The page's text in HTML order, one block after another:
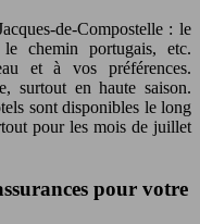
de-Compostelle : le
chemin portugais, etc.
et à vos préférences.
surtout en haute saison.
sont disponibles le long
pour les mois de juillet
pour votre